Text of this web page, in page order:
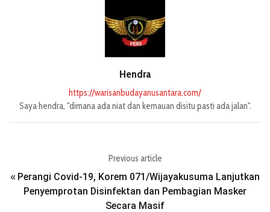
Hendra
https://warisanbudayanusantara.com/
Saya hendra, "dimana ada niat dan kemauan disitu pasti ada jalan".
Previous article
« Perangi Covid-19, Korem 071/Wijayakusuma Lanjutkan
Penyemprotan Disinfektan dan Pembagian Masker
Secara Masif